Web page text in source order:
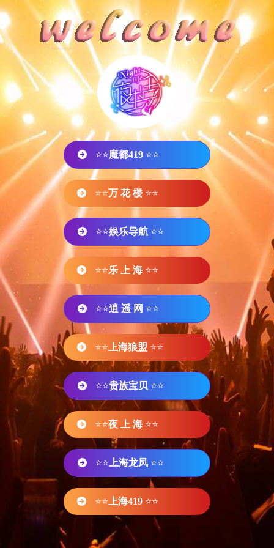
⭐⭐魔都419 ⭐⭐
⭐⭐万 花 楼 ⭐⭐
⭐⭐娱乐导航 ⭐⭐
⭐⭐乐 上 海 ⭐⭐
⭐⭐逍 遥 网 ⭐⭐
⭐⭐ 上海狼盟 ⭐⭐
⭐⭐贵族宝贝 ⭐⭐
⭐⭐夜 上 海 ⭐⭐
⭐⭐ 上海龙凤 ⭐⭐
⭐⭐ 上海419 ⭐⭐